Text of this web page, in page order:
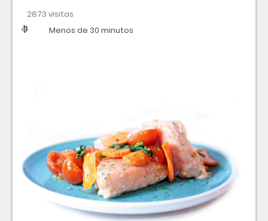
2873 visitas
Dificultad
Tiempo Menos de 30 minutos